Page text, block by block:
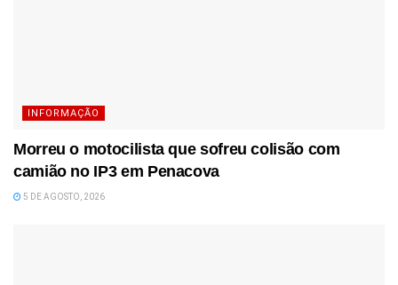
INFORMAÇÃO
Morreu o motocilista que sofreu colisão com
camião no IP3 em Penacova
5 DE AGOSTO, 2026